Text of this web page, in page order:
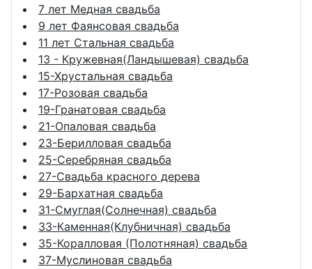
7 лет Медная свадьба
9 лет Фаянсовая свадьба
11 лет Стальная свадьба
13 - Кружевная(Ландышевая) свадьба
15-Хрустальная свадьба
17-Розовая свадьба
19-Гранатовая свадьба
21-Опаловая свадьба
23-Берилловая свадьба
25-Серебряная свадьба
27-Свадьба красного дерева
29-Бархатная свадьба
31-Смуглая(Солнечная) свадьба
33-Каменная(Клубничная) свадьба
35-Коралловая (Полотняная) свадьба
37-Муслиновая свадьба